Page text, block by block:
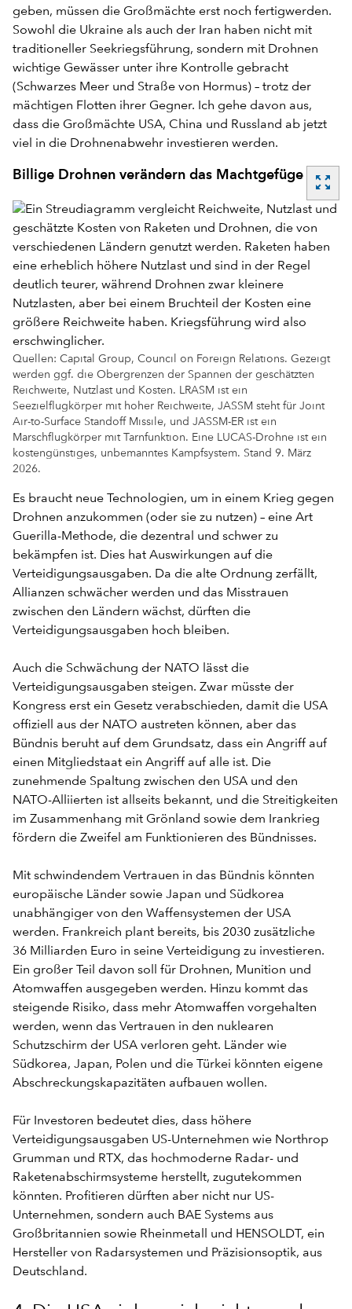
geben, müssen die Großmächte erst noch fertigwerden.
Sowohl die Ukraine als auch der Iran haben nicht mit
traditioneller Seekriegsführung, sondern mit Drohnen
wichtige Gewässer unter ihre Kontrolle gebracht
(Schwarzes Meer und Straße von Hormus) – trotz der
mächtigen Flotten ihrer Gegner. Ich gehe davon aus,
dass die Großmächte USA, China und Russland ab jetzt
viel in die Drohnenabwehr investieren werden.
Billige Drohnen verändern das Machtgefüge zoom_out_map
Quellen: Capital Group, Council on Foreign Relations. Gezeigt
werden ggf. die Obergrenzen der Spannen der geschätzten
Reichweite, Nutzlast und Kosten. LRASM ist ein
Seezielflugkörper mit hoher Reichweite, JASSM steht für Joint
Air-to-Surface Standoff Missile, und JASSM-ER ist ein
Marschflugkörper mit Tarnfunktion. Eine LUCAS-Drohne ist ein
kostengünstiges, unbemanntes Kampfsystem. Stand 9. März
2026.
Es braucht neue Technologien, um in einem Krieg gegen
Drohnen anzukommen (oder sie zu nutzen) – eine Art
Guerilla-Methode, die dezentral und schwer zu
bekämpfen ist. Dies hat Auswirkungen auf die
Verteidigungsausgaben. Da die alte Ordnung zerfällt,
Allianzen schwächer werden und das Misstrauen
zwischen den Ländern wächst, dürften die
Verteidigungsausgaben hoch bleiben.
Auch die Schwächung der NATO lässt die
Verteidigungsausgaben steigen. Zwar müsste der
Kongress erst ein Gesetz verabschieden, damit die USA
offiziell aus der NATO austreten können, aber das
Bündnis beruht auf dem Grundsatz, dass ein Angriff auf
einen Mitgliedstaat ein Angriff auf alle ist. Die
zunehmende Spaltung zwischen den USA und den
NATO-Alliierten ist allseits bekannt, und die Streitigkeiten
im Zusammenhang mit Grönland sowie dem Irankrieg
fördern die Zweifel am Funktionieren des Bündnisses.
Mit schwindendem Vertrauen in das Bündnis könnten
europäische Länder sowie Japan und Südkorea
unabhängiger von den Waffensystemen der USA
werden. Frankreich plant bereits, bis 2030 zusätzliche
36 Milliarden Euro in seine Verteidigung zu investieren.
Ein großer Teil davon soll für Drohnen, Munition und
Atomwaffen ausgegeben werden. Hinzu kommt das
steigende Risiko, dass mehr Atomwaffen vorgehalten
werden, wenn das Vertrauen in den nuklearen
Schutzschirm der USA verloren geht. Länder wie
Südkorea, Japan, Polen und die Türkei könnten eigene
Abschreckungskapazitäten aufbauen wollen.
Für Investoren bedeutet dies, dass höhere
Verteidigungsausgaben US-Unternehmen wie Northrop
Grumman und RTX, das hochmoderne Radar- und
Raketenabschirmsysteme herstellt, zugutekommen
könnten. Profitieren dürften aber nicht nur US-
Unternehmen, sondern auch BAE Systems aus
Großbritannien sowie Rheinmetall und HENSOLDT, ein
Hersteller von Radarsystemen und Präzisionsoptik, aus
Deutschland.